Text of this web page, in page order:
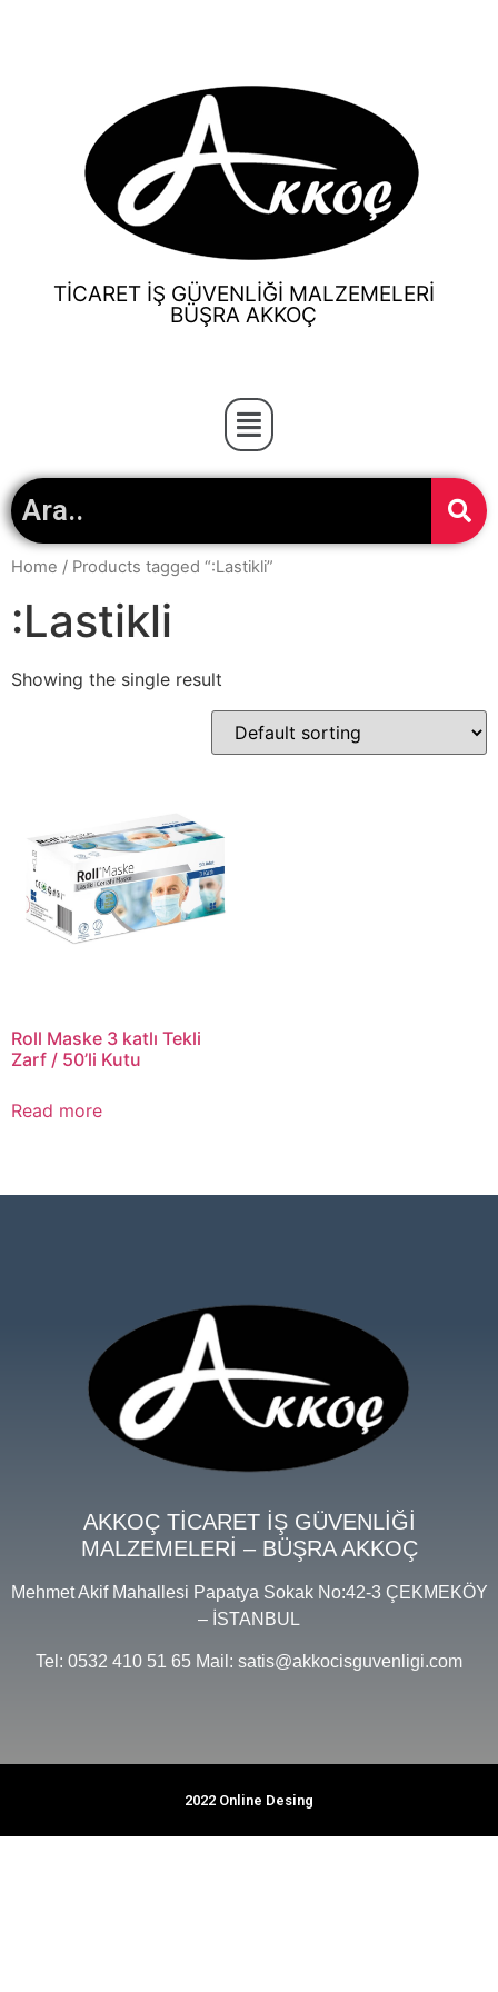
TİCARET İŞ GÜVENLİĞİ MALZEMELERİ
BÜŞRA AKKOÇ
Home / Products tagged “:Lastikli”
:Lastikli
Showing the single result
Roll Maske 3 katlı Tekli
Zarf / 50’li Kutu
Read more
AKKOÇ TİCARET İŞ GÜVENLİĞİ
MALZEMELERİ – BÜŞRA AKKOÇ
Mehmet Akif Mahallesi Papatya Sokak No:42-3 ÇEKMEKÖY
– İSTANBUL
Tel: 0532 410 51 65 Mail: satis@akkocisguvenligi.com
2022 Online Desing